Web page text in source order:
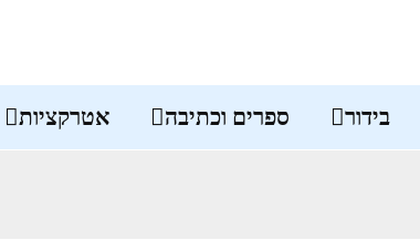
אטרקציות ספרים וכתיבה בידור